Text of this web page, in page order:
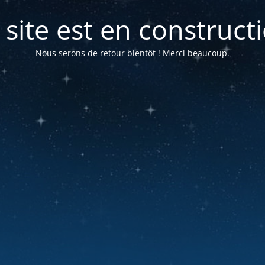
site est en
Nous serons de retour bientôt ! Merci beaucoup.